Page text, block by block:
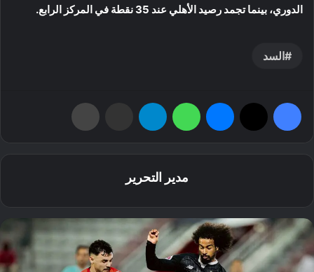
الدوري، بينما تجمد رصيد الأهلي عند 35 نقطة في المركز الرابع.
السد
مدير التحرير